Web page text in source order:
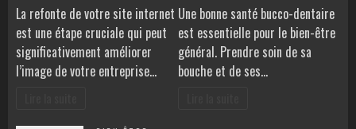
La refonte de votre site internet
est une étape cruciale qui peut
significativement améliorer
l’image de votre entreprise…
Une bonne santé bucco-dentaire
est essentielle pour le bien-être
général. Prendre soin de sa
bouche et de ses…